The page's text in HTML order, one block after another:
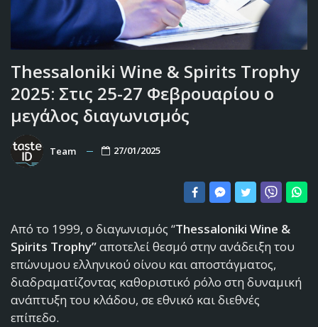
Thessaloniki Wine & Spirits Trophy
2025: Στις 25-27 Φεβρουαρίου ο
μεγάλος διαγωνισμός
Team 27/01/2025
Από το 1999, ο διαγωνισμός “Thessaloniki Wine &
Spirits Trophy”αποτελεί θεσμό στην ανάδειξη του
επώνυμου ελληνικού οίνου και αποστάγματος,
διαδραματίζοντας καθοριστικό ρόλο στη δυναμική
ανάπτυξη του κλάδου, σε εθνικό και διεθνές
επίπεδο.